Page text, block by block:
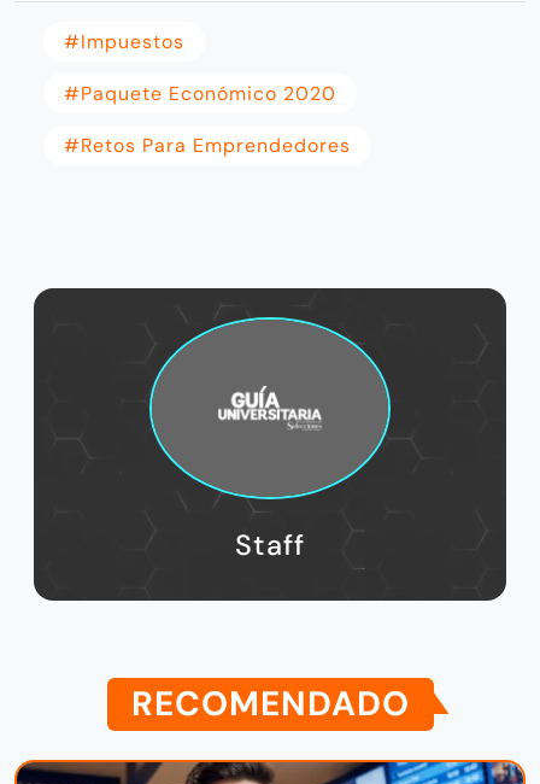
#Impuestos
#Paquete Económico 2020
#retos Para Emprendedores
Staff
RECOMENDADO